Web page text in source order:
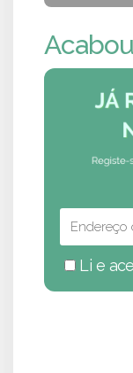
Li e